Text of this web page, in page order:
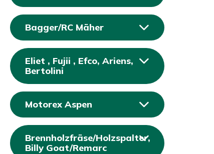
Bagger/RC Mäher
Eliet , Fujii , Efco, Ariens,
Bertolini
Motorex Aspen
Brennholzfräse/Holzspalter,
Billy Goat/Remarc